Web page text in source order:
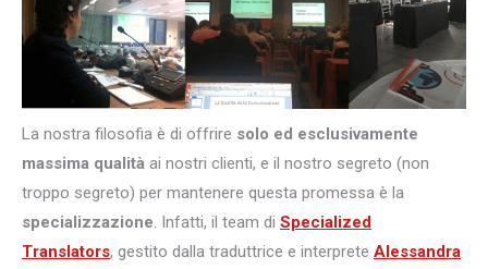
La nostra filosofia è di offrire solo ed esclusivamente
massima qualità ai nostri clienti, e il nostro segreto (non
troppo segreto) per mantenere questa promessa è la
specializzazione. Infatti, il team di Specialized
Translators, gestito dalla traduttrice e interprete Alessandra